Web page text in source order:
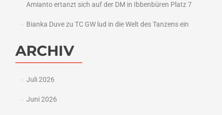
Amianto ertanzt sich auf der DM in Ibbenbüren Platz 7
Bianka Duvezu TC GW lud in die Welt des Tanzens ein
ARCHIV
Juli 2026
Juni 2026